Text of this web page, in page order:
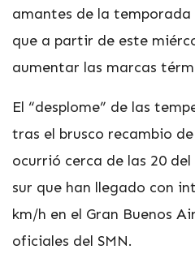
amantes de la
que a partir de este
aumentar las marcas
El “desplome” de las
tras el brusco recambio
ocurrió cerca de las 20
sur que han llegado con
km/h en el Gran Buenos
oficiales del SMN.